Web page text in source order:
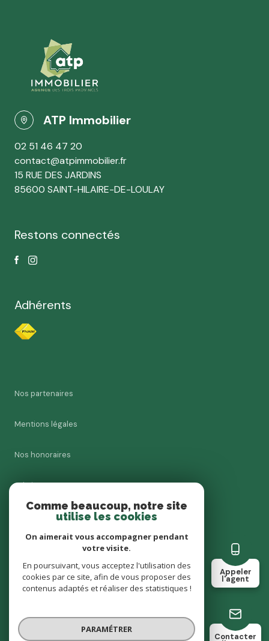
Appeler
l'agent
Contacter
ATP Immobilier
02 51 46 47 20
contact@atpimmobilier.fr
15 RUE DES JARDINS
85600 SAINT-HILAIRE-DE-LOULAY
Restons connectés
Adhérents
Nos partenaires
Mentions légales
Nos honoraires
Admin
Charte RGPD
Cookies
© 2026 | Tous droits réservés
Comme beaucoup, notre site
utilise les cookies
On aimerait vous accompagner pendant
votre visite.
En poursuivant, vous acceptez l'utilisation des
cookies par ce site, afin de vous proposer des
contenus adaptés et réaliser des statistiques !
PARAMÉTRER